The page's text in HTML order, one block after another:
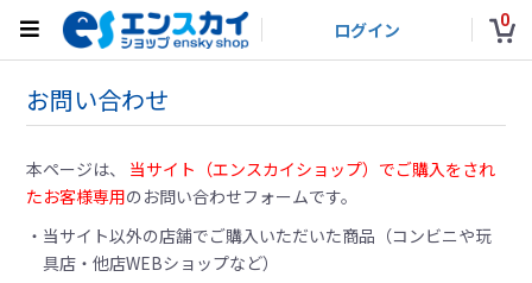
ログイン 0
お問い合わせ
本ページは、 当サイト（エンスカイショップ）でご購入をされ
たお客様専用のお問い合わせフォームです。
当サイト以外の店舗でご購入いただいた商品（コンビニや玩
具店・他店WEBショップなど）